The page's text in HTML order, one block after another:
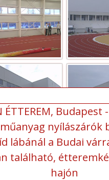
ÉTTEREM,
nyílászárók
lábánál a Budai
található,
hajón